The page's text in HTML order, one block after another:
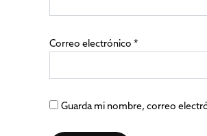
Correo electrónico *
Guarda mi nombre, correo